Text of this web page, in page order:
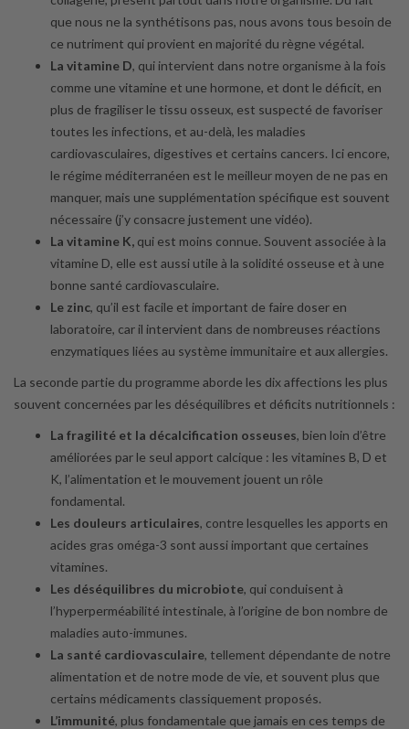
que nous ne la synthétisons pas, nous avons tous besoin de
ce nutriment qui provient en majorité du règne végétal.
La vitamine D, qui intervient dans notre organisme à la fois
comme une vitamine et une hormone, et dont le déficit, en
plus de fragiliser le tissu osseux, est suspecté de favoriser
toutes les infections, et au-delà, les maladies
cardiovasculaires, digestives et certains cancers. Ici encore,
le régime méditerranéen est le meilleur moyen de ne pas en
manquer, mais une supplémentation spécifique est souvent
nécessaire (j’y consacre justement une vidéo).
La vitamine K, qui est moins connue. Souvent associée à la
vitamine D, elle est aussi utile à la solidité osseuse et à une
bonne santé cardiovasculaire.
Le zinc, qu’il est facile et important de faire doser en
laboratoire, car il intervient dans de nombreuses réactions
enzymatiques liées au système immunitaire et aux allergies.
La seconde partie du programme aborde les dix affections les plus
souvent concernées par les déséquilibres et déficits nutritionnels :
La fragilité et la décalcification osseuses, bien loin d’être
améliorées par le seul apport calcique : les vitamines B, D et
K, l’alimentation et le mouvement jouent un rôle
fondamental.
Les douleurs articulaires, contre lesquelles les apports en
acides gras oméga-3 sont aussi important que certaines
vitamines.
Les déséquilibres du microbiote, qui conduisent à
l’hyperperméabilité intestinale, à l’origine de bon nombre de
maladies auto-immunes.
La santé cardiovasculaire, tellement dépendante de notre
alimentation et de notre mode de vie, et souvent plus que
certains médicaments classiquement proposés.
L’immunité, plus fondamentale que jamais en ces temps de